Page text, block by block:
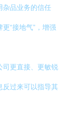
杂品业务的信任
“接地气”，增强
司更直接、更敏锐
反过来可以指导其